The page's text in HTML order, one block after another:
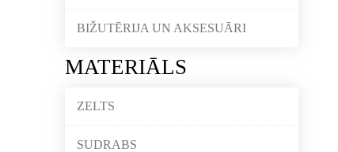
BIŽUTĒRIJA UN AKSESUĀRI
MATERIĀLS
ZELTS
SUDRABS